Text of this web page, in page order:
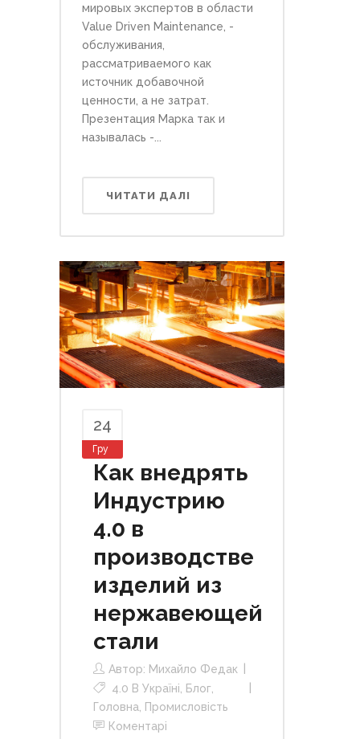
мировых экспертов в области
Value Driven Maintenance, -
обслуживания,
рассматриваемого как
источник добавочной
ценности, а не затрат.
Презентация Марка так и
называлась -...
ЧИТАТИ ДАЛІ
24
Гру
Как внедрять
Индустрию
4.0 в
производстве
изделий из
нержавеющей
стали
Автор: Михайло Федак
4.0 В Україні
Блог
Головна
Промисловість
Коментарі